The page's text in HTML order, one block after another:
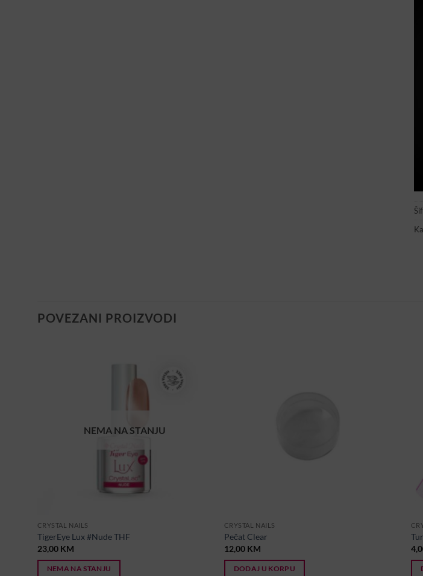
POVEZANI PROIZVODI
NEMA NA STANJU
CRYSTAL NAILS
TigerEye Lux #Nude THF
23,00 KM
NEMA NA STANJU
CRYSTAL NAILS
Pečat Clear
12,00 KM
DODAJ U KORPU